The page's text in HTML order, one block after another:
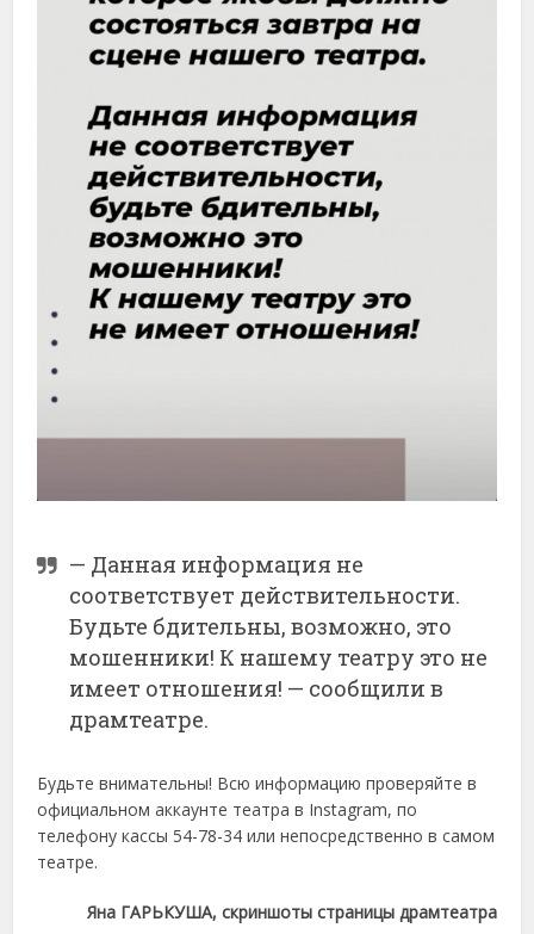
— Данная информация не
соответствует действительности.
Будьте бдительны, возможно, это
мошенники! К нашему театру это не
имеет отношения! — сообщили в
драмтеатре.
Будьте внимательны! Всю информацию проверяйте в
официальном аккаунте театра в Instagram, по
телефону кассы 54-78-34 или непосредственно в самом
театре.
Яна ГАРЬКУША, скриншоты страницы драмтеатра